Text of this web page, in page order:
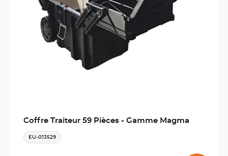
Coffre Traiteur 59 Pièces - Gamme Magma
EU-013529